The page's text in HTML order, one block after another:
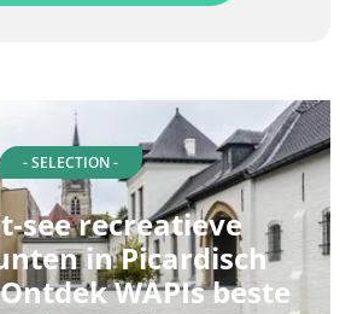
- SELECTION -
see recreatieve
in Picardisch
WAPIs beste